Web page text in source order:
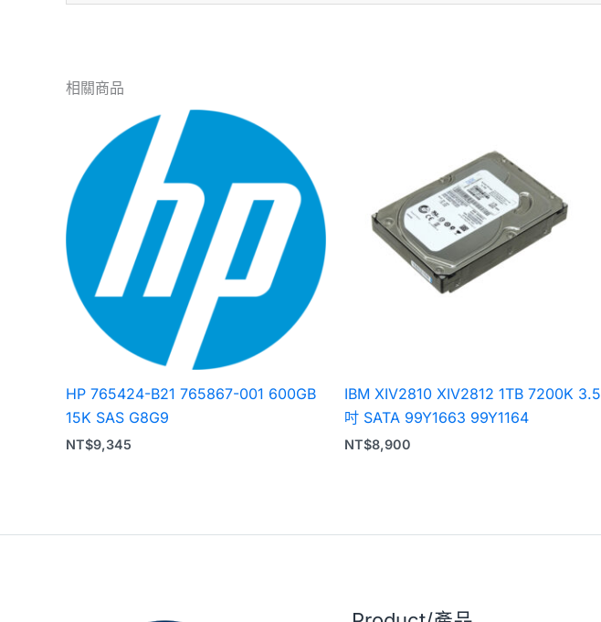
相關商品
HP 765424-B21 765867-001 600GB
15K SAS G8G9
NT$9,345
IBM XIV2810 XIV2812 1TB 7200K 3.5
吋 SATA 99Y1663 99Y1164
NT$8,900